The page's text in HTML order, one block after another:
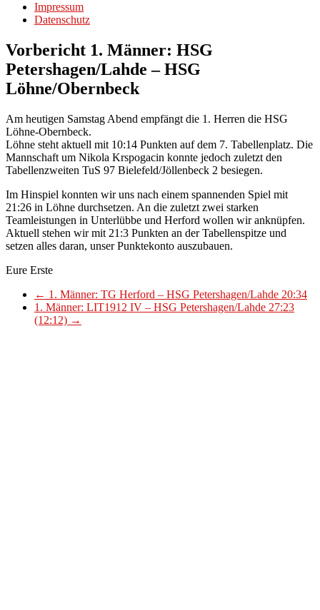
Impressum
Datenschutz
Vorbericht 1. Männer: HSG
Petershagen/Lahde – HSG
Löhne/Obernbeck
Am heutigen Samstag Abend empfängt die 1. Herren die HSG
Löhne-Obernbeck.
Löhne steht aktuell mit 10:14 Punkten auf dem 7. Tabellenplatz. Die
Mannschaft um Nikola Krspogacin konnte jedoch zuletzt den
Tabellenzweiten TuS 97 Bielefeld/Jöllenbeck 2 besiegen.
Im Hinspiel konnten wir uns nach einem spannenden Spiel mit
21:26 in Löhne durchsetzen. An die zuletzt zwei starken
Teamleistungen in Unterlübbe und Herford wollen wir anknüpfen.
Aktuell stehen wir mit 21:3 Punkten an der Tabellenspitze und
setzen alles daran, unser Punktekonto auszubauen.
Eure Erste
← 1. Männer: TG Herford – HSG Petershagen/Lahde 20:34
1. Männer: LIT1912 IV – HSG Petershagen/Lahde 27:23
(12:12) →